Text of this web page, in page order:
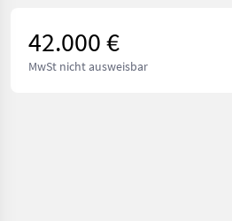
42.000 €
MwSt nicht ausweisbar